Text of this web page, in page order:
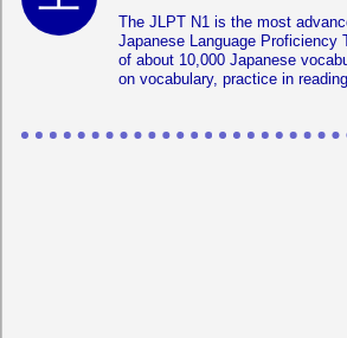
The JLPT N1 is the most
Japanese Language Proficiency
of about 10,000 Japanese
on vocabulary, practice in